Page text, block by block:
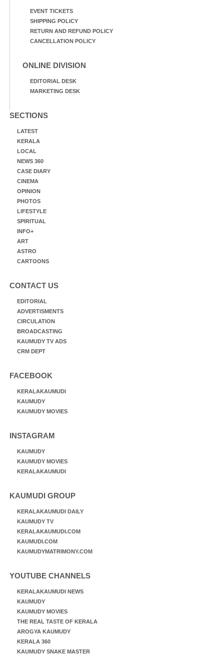
EVENT TICKETS
SHIPPING POLICY
RETURN AND REFUND POLICY
CANCELLATION POLICY
ONLINE DIVISION
EDITORIAL DESK
MARKETING DESK
SECTIONS
LATEST
KERALA
LOCAL
NEWS 360
CASE DIARY
CINEMA
OPINION
PHOTOS
LIFESTYLE
SPIRITUAL
INFO+
ART
ASTRO
CARTOONS
CONTACT US
EDITORIAL
ADVERTISMENTS
CIRCULATION
BROADCASTING
KAUMUDY TV ADS
CRM DEPT
FACEBOOK
KERALAKAUMUDI
KAUMUDY
KAUMUDY MOVIES
INSTAGRAM
KAUMUDY
KAUMUDY MOVIES
KERALAKAUMUDI
KAUMUDI GROUP
KERALAKAUMUDI DAILY
KAUMUDY TV
KERALAKAUMUDI.COM
KAUMUDI.COM
KAUMUDYMATRIMONY.COM
YOUTUBE CHANNELS
KERALAKAUMUDI NEWS
KAUMUDY
KAUMUDY MOVIES
THE REAL TASTE OF KERALA
AROGYA KAUMUDY
KERALA 360
KAUMUDY SNAKE MASTER